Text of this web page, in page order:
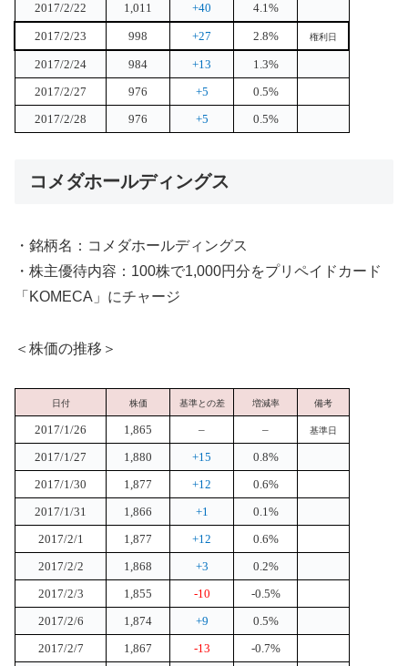
2017/2/22
1,011 +40 4.1%
2017/2/23 998 +27 2.8% 権利日
2017/2/24 984 +13
1.3%
2017/2/27
976 +5
0.5%
2017/2/28
976 +5 0.5%
コメダホールディングス
・銘柄名：コメダホールディングス
・株主優待内容：100株で1,000円分をプリペイドカード
「KOMECA」にチャージ
＜株価の推移＞
日付 株価 基準との差 増減率 備考
2017/1/26 1,865 – – 基準日
2017/1/27 1,880 +15
0.8%
2017/1/30
1,877 +12
0.6%
2017/1/31
1,866 +1
0.1%
2017/2/1
1,877 +12
0.6%
2017/2/2
1,868 +3
0.2%
2017/2/3
1,855 -10
-0.5%
2017/2/6
1,874 +9
0.5%
2017/2/7
1,867 -13
-0.7%